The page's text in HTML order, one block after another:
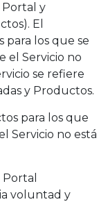
Portal y
El
los que se
el Servicio no
se refiere
y Productos.
para los que
Servicio no está
voluntad y